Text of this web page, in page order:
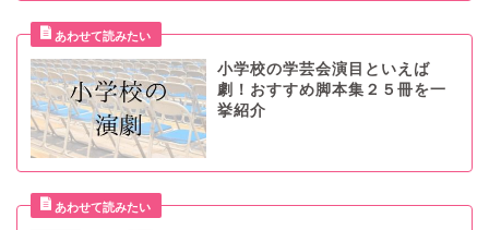
小学校の学芸会演目といえば
劇！おすすめ脚本集２５冊を一
挙紹介